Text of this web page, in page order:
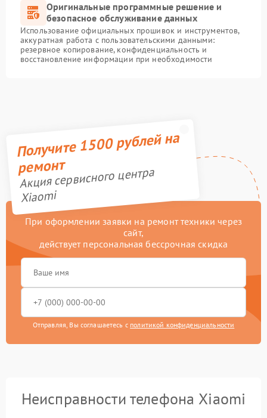
Оригинальные программные решение и
безопасное обслуживание данных
Использование официальных прошивок и инструментов,
аккуратная работа с пользовательскими данными:
резервное копирование, конфиденциальность и
восстановление информации при необходимости
Получите 1500 рублей на
ремонт
Акция сервисного центра
Xiaomi
При оформлении заявки на ремонт техники через
сайт,
действует персональная бессрочная скидка
Отправляя, Вы соглашаетесь с политикой конфиденциальности
Неисправности телефона Xiaomi